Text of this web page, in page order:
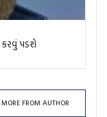
પડશે
MORE FROM AUTHOR